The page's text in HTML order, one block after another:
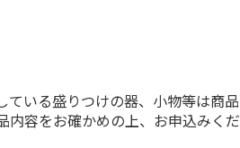
いる盛りつけの器、小物等は商品
内容をお確かめの上、お申込みくだ